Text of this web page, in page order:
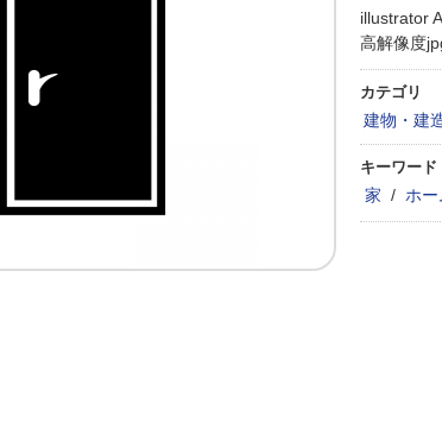
illustrator
高解像度
カテゴリ
建物・建
キーワード
家 / ホー